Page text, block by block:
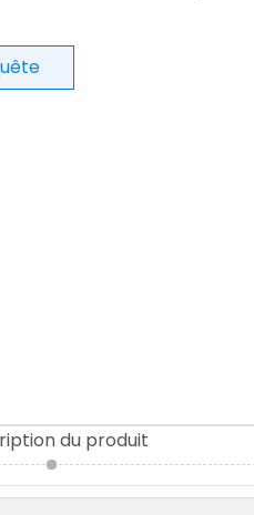
du produit